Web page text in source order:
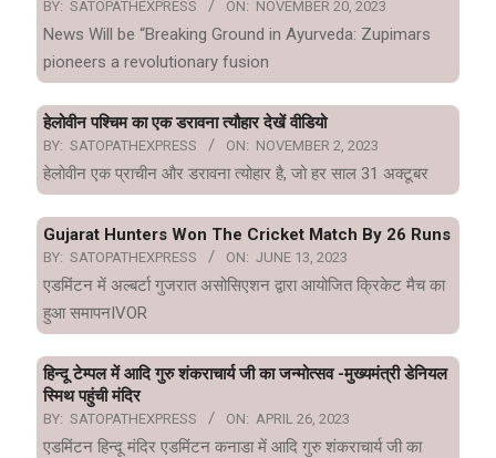
BY: SATOPATHEXPRESS ON: NOVEMBER 20, 2023
News Will be “Breaking Ground in Ayurveda: Zupimars
pioneers a revolutionary fusion
हेलोवीन पश्चिम का एक डरावना त्यौहार देखें वीडियो
BY: SATOPATHEXPRESS ON: NOVEMBER 2, 2023
हेलोवीन एक प्राचीन और डरावना त्योहार है, जो हर साल 31 अक्टूबर
Gujarat Hunters Won The Cricket Match By 26 Runs
BY: SATOPATHEXPRESS ON: JUNE 13, 2023
एडमिंटन में अल्बर्टा गुजरात असोसिएशन द्वारा आयोजित क्रिकेट मैच का
हुआ समापनIVOR
हिन्दू टेम्पल में आदि गुरु शंकराचार्य जी का जन्मोत्सव -मुख्यमंत्री डेनियल
स्मिथ पहुंची मंदिर
BY: SATOPATHEXPRESS ON: APRIL 26, 2023
एडमिंटन हिन्दू मंदिर एडमिंटन कनाडा में आदि गुरु शंकराचार्य जी का